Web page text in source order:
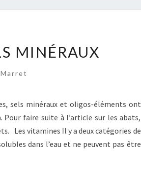
MINÉRAUX
sels minéraux et oligos-éléments ont
faire suite à l’article sur les abats,
Les vitamines Il y a deux catégories de
dans l’eau et ne peuvent pas être